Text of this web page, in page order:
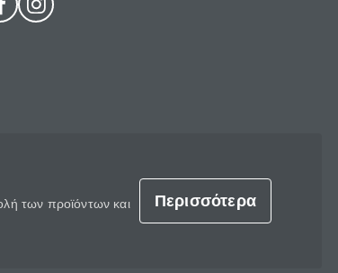
των προϊόντων και
Περισσότερα